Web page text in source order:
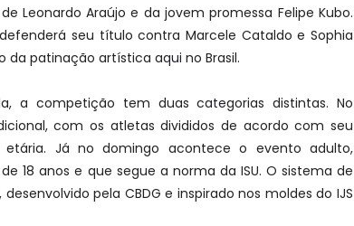
Leonardo Araújo e da jovem promessa Felipe Kubo.
seu título contra Marcele Cataldo e Sophia
patinação artística aqui no Brasil.
a competição tem duas categorias distintas. No
com os atletas divididos de acordo com seu
Já no domingo acontece o evento adulto,
18 anos e que segue a norma da ISU. O sistema de
pela CBDG e inspirado nos moldes do IJS